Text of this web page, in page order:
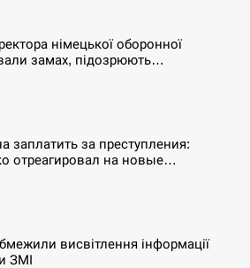
німецької оборонної
замах, підозрюють…
заплатить за преступления:
отреагировал на новые…
висвітлення інформації
ЗМІ